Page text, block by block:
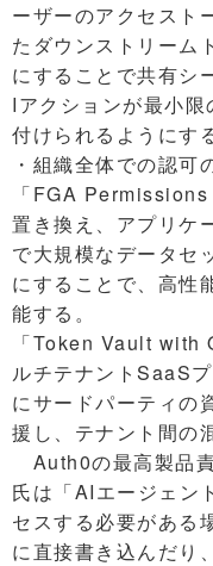
ーザーのアクセスト
たダウンストリーム
にすることで共有シ
Iアクションが最小
付けられるようにする
・組織全体での認可
「FGA
置き換え、アプリケ
で大規模なデータセ
にすることで、高性
能する。
「Token Vault
ルチテナントSaaS
にサードパーティの
援し、テナント間の
Auth0の最高製品
氏は「AIエージェン
セスする必要がある
に直接書き込んだり